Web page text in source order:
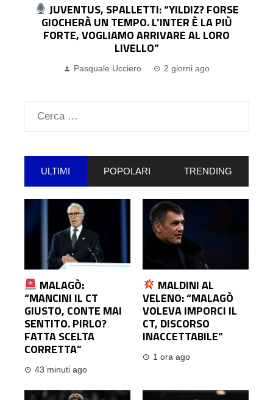
UDINESE, IL DG COLLAVINO: “KRISTENSEN?
LO CEDEREMO SOLO PER UN’OFFERTA
IRRINUNCIABILE. SUL MERCATO…”
Ricerca
ULTIMI POPOLARI TRENDING
MALAGÒ:
“MANCINI IL CT
GIUSTO, CONTE MAI
SENTITO. PIRLO?
FATTA SCELTA
CORRETTA”
43 minuti ago
MALDINI AL
VELENO: “MALAGÒ
VOLEVA IMPORCI IL
CT, DISCORSO
INACCETTABILE”
1 ora ago